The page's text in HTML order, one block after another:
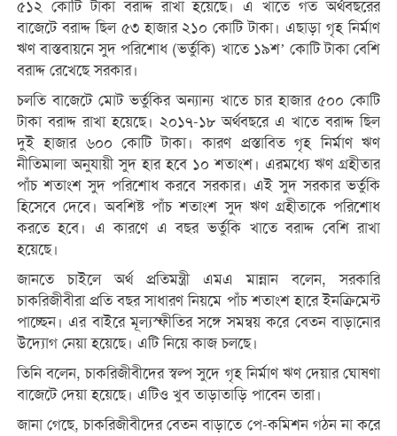
৫১২ কোটি টাকা বরাদ্দ রাখা হয়েছে। এ খাতে গত অর্থবছরের
বাজেটে বরাদ্দ ছিল ৫৩ হাজার ২১০ কোটি টাকা। এছাড়া গৃহ নির্মাণ
ঋণ বাস্তবায়নে সুদ পরিশোধ (ভর্তুকি) খাতে ১৯শ’ কোটি টাকা বেশি
বরাদ্দ রেখেছে সরকার।
চলতি বাজেটে মোট ভর্তুকির অন্যান্য খাতে চার হাজার ৫০০ কোটি
টাকা বরাদ্দ রাখা হয়েছে। ২০১৭-১৮ অর্থবছরে এ খাতে বরাদ্দ ছিল
দুই হাজার ৬০০ কোটি টাকা। কারণ প্রস্তাবিত গৃহ নির্মাণ ঋণ
নীতিমালা অনুযায়ী সুদ হার হবে ১০ শতাংশ। এরমধ্যে ঋণ গ্রহীতার
পাঁচ শতাংশ সুদ পরিশোধ করবে সরকার। এই সুদ সরকার ভর্তুকি
হিসেবে দেবে। অবশিষ্ট পাঁচ শতাংশ সুদ ঋণ গ্রহীতাকে পরিশোধ
করতে হবে। এ কারণে এ বছর ভর্তুকি খাতে বরাদ্দ বেশি রাখা
হয়েছে।
জানতে চাইলে অর্থ প্রতিমন্ত্রী এমএ মান্নান বলেন, সরকারি
চাকরিজীবীরা প্রতি বছর সাধারণ নিয়মে পাঁচ শতাংশ হারে ইনক্রিমেন্ট
পাচ্ছেন। এর বাইরে মূল্যস্ফীতির সঙ্গে সমন্বয় করে বেতন বাড়ানোর
উদ্যোগ নেয়া হয়েছে। এটি নিয়ে কাজ চলছে।
তিনি বলেন, চাকরিজীবীদের স্বল্প সুদে গৃহ নির্মাণ ঋণ দেয়ার ঘোষণা
বাজেটে দেয়া হয়েছে। এটিও খুব তাড়াতাড়ি পাবেন তারা।
জানা গেছে, চাকরিজীবীদের বেতন বাড়াতে পে-কমিশন গঠন না করে